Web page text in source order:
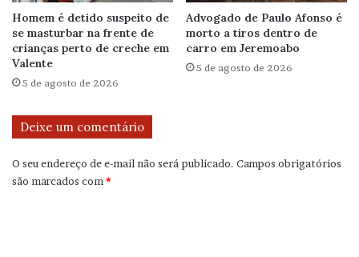
Homem é detido suspeito de
se masturbar na frente de
crianças perto de creche em
Valente
5 de agosto de 2026
Advogado de Paulo Afonso é
morto a tiros dentro de
carro em Jeremoabo
5 de agosto de 2026
Deixe um comentário
O seu endereço de e-mail não será publicado. Campos obrigatórios
são marcados com*